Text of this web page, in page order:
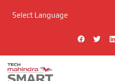
छोड़कर
लिए
Select Language
फे
स
ट्वि
ट i